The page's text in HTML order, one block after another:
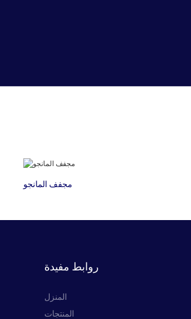
مجفف المانجو
روابط مفيدة
المنزل
المنتجات